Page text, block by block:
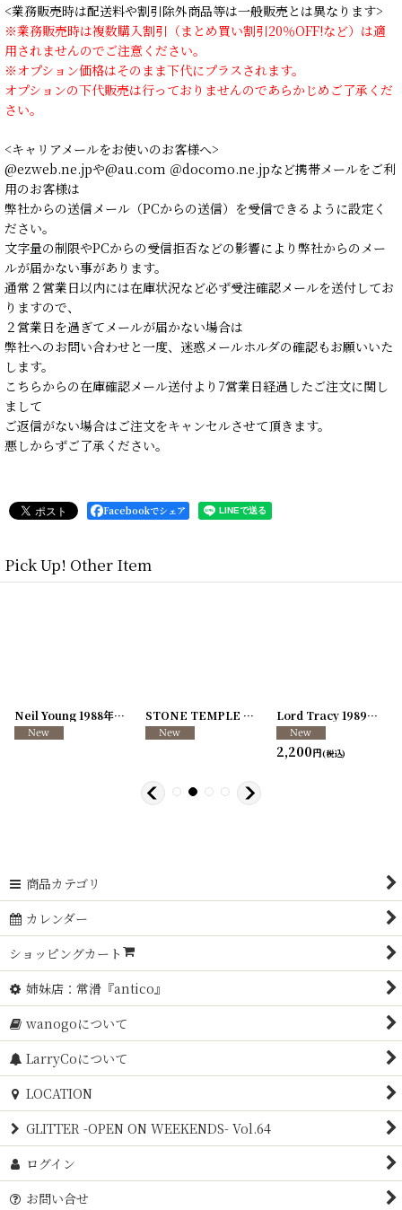
<業務販売時は配送料や割引除外商品等は一般販売とは異なります>
※業務販売時は複数購入割引（まとめ買い割引20％OFF!など）は適
用されませんのでご注意ください。
※オプション価格はそのまま下代にプラスされます。
オプションの下代販売は行っておりませんのであらかじめご了承くだ
さい。
<キャリアメールをお使いのお客様へ>
@ezweb.ne.jpや@au.com ＠docomo.ne.jpなど携帯メールをご利
用のお客様は
弊社からの送信メール（PCからの送信）を受信できるように設定く
ださい。
文字量の制限やPCからの受信拒否などの影響により弊社からのメー
ルが届かない事があります。
通常２営業日以内には在庫状況など必ず受注確認メールを送付してお
りますので、
２営業日を過ぎてメールが届かない場合は
弊社へのお問い合わせと一度、迷惑メールホルダの確認もお願いいた
します。
こちらからの在庫確認メール送付より7営業日経過したご注文に関し
まして
ご返信がない場合はご注文をキャンセルさせて頂きます。
悪しからずご了承ください。
Facebookでシェア
Pick Up! Other Item
[250726-04] [250726-31
Neil Young 1988年 This Note's For You Tour 250117-70]
STONE TEMPLE PILOTS 1996-1997年 TOUR96/97 Lord Tracy 1989年 Deaf Gods of Babylon Tour
2,200円(税込)
商品カテゴリ
カレンダー
ショッピングカート
姉妹店：常滑『antico』
wanogoについて
LarryCoについて
LOCATION
GLITTER -OPEN ON WEEKENDS- Vol.64
ログイン
お問い合せ